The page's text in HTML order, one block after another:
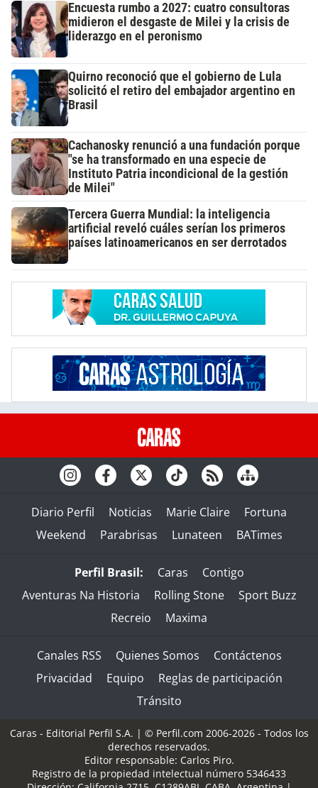
Encuesta rumbo a 2027: cuatro consultoras
midieron el desgaste de Milei y la crisis de
liderazgo en el peronismo
Quirno reconoció que el gobierno de Lula
solicitó el retiro del embajador argentino en
Brasil
Cachanosky renunció a una fundación porque
"se ha transformado en una especie de
Instituto Patria incondicional de la gestión
de Milei"
Tercera Guerra Mundial: la inteligencia
artificial reveló cuáles serían los primeros
países latinoamericanos en ser derrotados
Diario Perfil Noticias Marie Claire
Fortuna
Weekend
Parabrisas Lunateen BATimes
Perfil Brasil: Caras
Contigo
Aventuras Na Historia
Rolling Stone
Sport Buzz
Recreio
Maxima
Canales RSS Quienes Somos
Contáctenos
Privacidad
Equipo
Reglas de participación
Tránsito
Caras - Editorial Perfil S.A. | © Perfil.com 2006-2026 - Todos los
derechos reservados.
Editor responsable: Carlos Piro.
Registro de la propiedad intelectual número 5346433